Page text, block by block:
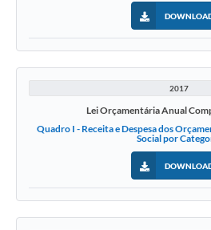
2017
Lei Orçamentária Anual
Quadro I - Receita e Despesa dos
Social por